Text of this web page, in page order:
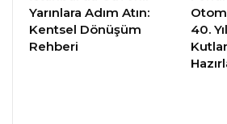
Yarınlara Adım Atın:
Kentsel Dönüşüm
Rehberi
40.